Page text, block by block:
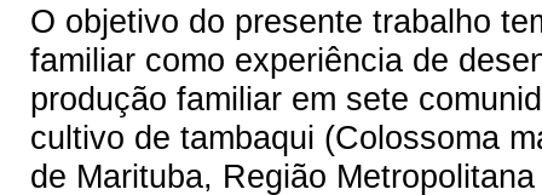
O objetivo do presente trabalho
familiar como experiência de
produção familiar em sete
cultivo de tambaqui (Colossoma
de Marituba, Região